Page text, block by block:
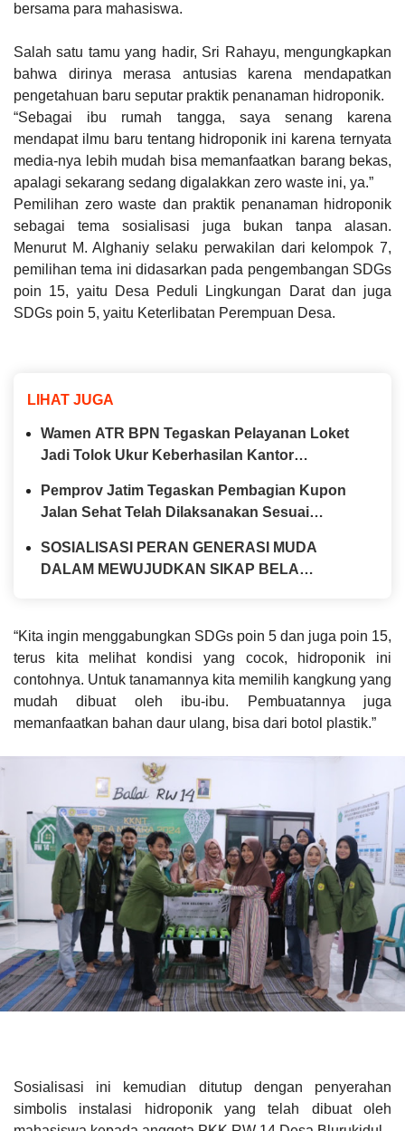
bersama para mahasiswa.
Salah satu tamu yang hadir, Sri Rahayu, mengungkapkan
bahwa dirinya merasa antusias karena mendapatkan
pengetahuan baru seputar praktik penanaman hidroponik.
“Sebagai ibu rumah tangga, saya senang karena
mendapat ilmu baru tentang hidroponik ini karena ternyata
media-nya lebih mudah bisa memanfaatkan barang bekas,
apalagi sekarang sedang digalakkan zero waste ini, ya.”
Pemilihan zero waste dan praktik penanaman hidroponik
sebagai tema sosialisasi juga bukan tanpa alasan.
Menurut M. Alghaniy selaku perwakilan dari kelompok 7,
pemilihan tema ini didasarkan pada pengembangan SDGs
poin 15, yaitu Desa Peduli Lingkungan Darat dan juga
SDGs poin 5, yaitu Keterlibatan Perempuan Desa.
LIHAT JUGA
Wamen ATR BPN Tegaskan Pelayanan Loket
Jadi Tolok Ukur Keberhasilan Kantor
Pemprov Jatim Tegaskan Pembagian Kupon
Jalan Sehat Telah Dilaksanakan Sesuai
SOSIALISASI PERAN GENERASI MUDA
DALAM MEWUJUDKAN SIKAP BELA
“Kita ingin menggabungkan SDGs poin 5 dan juga poin 15,
terus kita melihat kondisi yang cocok, hidroponik ini
contohnya. Untuk tanamannya kita memilih kangkung yang
mudah dibuat oleh ibu-ibu. Pembuatannya juga
memanfaatkan bahan daur ulang, bisa dari botol plastik.”
Sosialisasi ini kemudian ditutup dengan penyerahan
simbolis instalasi hidroponik yang telah dibuat oleh